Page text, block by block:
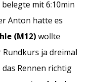
belegte mit 6:10min
Anton hatte es
(M12)wollte
ja dreimal
Rennen richtig